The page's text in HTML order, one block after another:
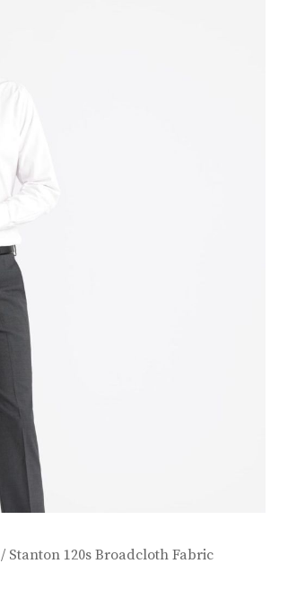
/ Stanton 120s Broadcloth Fabric